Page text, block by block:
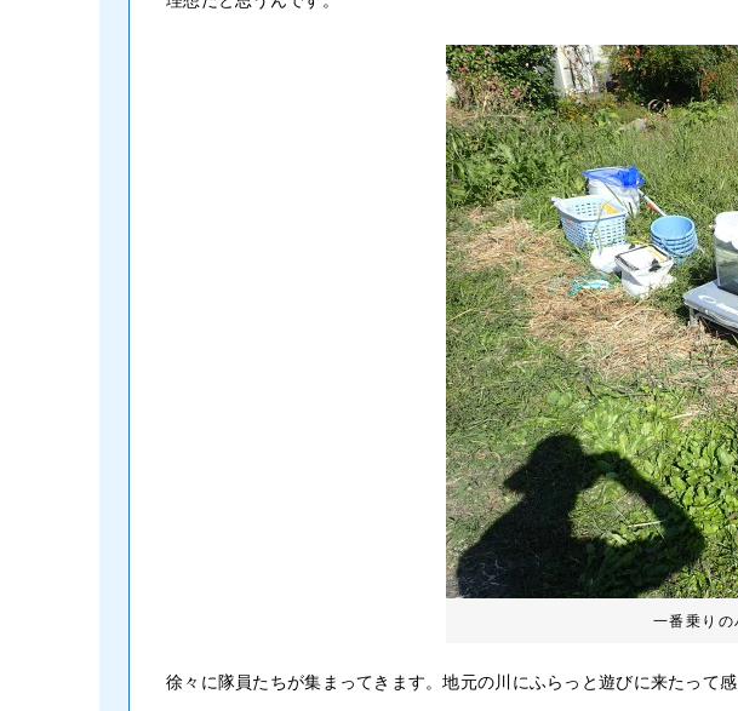
一番乗りの
徐々に隊員たちが集まってきます。地元の川にふらっと遊びに来たって